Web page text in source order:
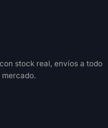
stock real, envíos a todo